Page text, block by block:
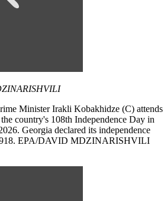
Minister Irakli Kobakhidze (C) attends
country's 108th Independence Day in
Georgia declared its independence
EPA/DAVID MDZINARISHVILI